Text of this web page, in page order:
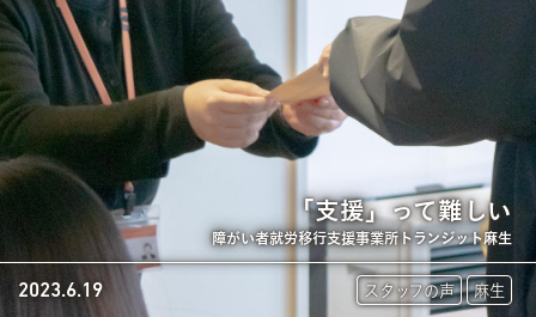
利用体験談
広報・イベント
サービス内容
就労移行支援とは
トランジットについて
「支援」って難しい
障がい者就労移行支援事業所トランジット麻生
スタッフの声 麻生
2023.6.19